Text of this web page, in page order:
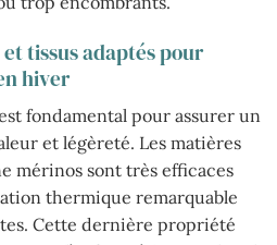
tissus adaptés pour
hiver
fondamental pour assurer un
et légèreté. Les matières
mérinos sont très efficaces
thermique remarquable
Cette dernière propriété